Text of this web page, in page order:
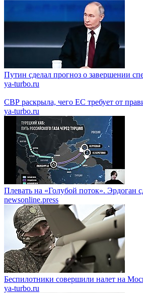
Путин сделал прогноз о завершении
ya-turbo.ru
СВР раскрыла, чего ЕС требует от
ya-turbo.ru
Плевать на «Голубой поток». Эрдоган
newsonline.press
Беспилотники совершили налет на
ya-turbo.ru